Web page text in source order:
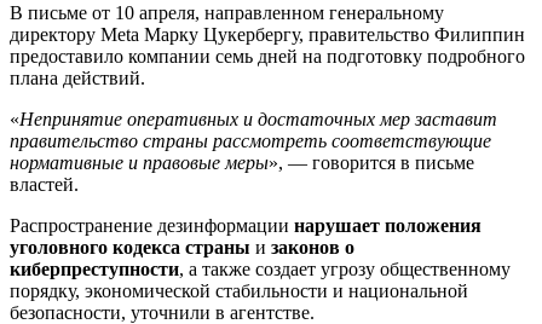
В письме от 10 апреля, направленном генеральному
директору Meta Марку Цукербергу, правительство Филиппин
предоставило компании семь дней на подготовку подробного
плана действий.
«Непринятие оперативных и достаточных мер заставит
правительство страны рассмотреть соответствующие
нормативные и правовые меры», — говорится в письме
властей.
Распространение дезинформации нарушает положения
уголовного кодекса страны и законов о
киберпреступности, а также создает угрозу общественному
порядку, экономической стабильности и национальной
безопасности, уточнили в агентстве.